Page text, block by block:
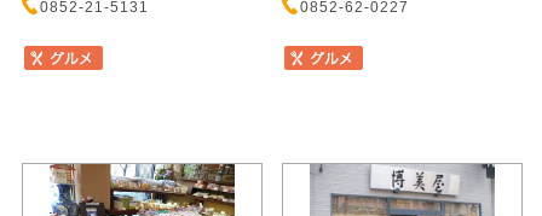
0852-21-5131 0852-62-0227